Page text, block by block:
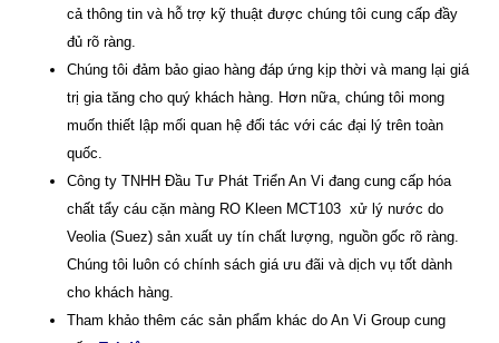
cả thông tin và hỗ trợ kỹ thuật được chúng tôi cung cấp đầy
đủ rõ ràng.
Chúng tôi đảm bảo giao hàng đáp ứng kịp thời và mang lại giá
trị gia tăng cho quý khách hàng. Hơn nữa, chúng tôi mong
muốn thiết lập mối quan hệ đối tác với các đại lý trên toàn
quốc.
Công ty TNHH Đầu Tư Phát Triển An Vi đang cung cấp hóa
chất tẩy cáu cặn màng RO Kleen MCT103 xử lý nước do
Veolia (Suez) sản xuất uy tín chất lượng, nguồn gốc rõ ràng.
Chúng tôi luôn có chính sách giá ưu đãi và dịch vụ tốt dành
cho khách hàng.
Tham khảo thêm các sản phẩm khác do An Vi Group cung